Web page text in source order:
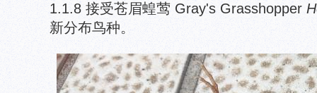
1.1.8 接受苍眉蝗莺 Gray's Grasshopper
新分布鸟种。